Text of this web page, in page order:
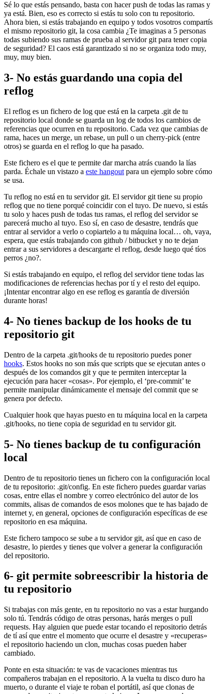
Sé lo que estás pensando, basta con hacer push de todas las ramas y
ya está. Bien, eso es correcto si estás tu solo con tu repositorio.
Ahora bien, si estás trabajando en equipo y todos vosotros compartís
el mismo repositorio git, la cosa cambia ¿Te imaginas a 5 personas
todas subiendo sus ramas de prueba al servidor git para tener copia
de seguridad? El caos está garantizado si no se organiza todo muy,
muy, muy bien.
3- No estás guardando una copia del
reflog
El reflog es un fichero de log que está en la carpeta .git de tu
repositorio local donde se guarda un log de todos los cambios de
referencias que ocurren en tu repositorio. Cada vez que cambias de
rama, haces un merge, un rebase, un pull o un cherry-pick (entre
otros) se guarda en el reflog lo que ha pasado.
Este fichero es el que te permite dar marcha atrás cuando la lías
parda. Échale un vistazo a este hangout para un ejemplo sobre cómo
se usa.
Tu reflog no está en tu servidor git. El servidor git tiene su propio
reflog que no tiene porqué coincidir con el tuyo. De nuevo, si estás
tu solo y haces push de todas tus ramas, el reflog del servidor se
parecerá mucho al tuyo. Eso sí, en caso de desastre, tendrás que
entrar al servidor a verlo o copiartelo a tu máquina local… oh, vaya,
espera, que estás trabajando con github / bitbucket y no te dejan
entrar a sus servidores a descargarte el reflog, desde luego qué tíos
perros ¿no?.
Si estás trabajando en equipo, el reflog del servidor tiene todas las
modificaciones de referencias hechas por tí y el resto del equipo.
¡Intentar encontrar algo en ese reflog es garantía de diversión
durante horas!
4- No tienes backup de los hooks de tu
repositorio git
Dentro de la carpeta .git/hooks de tu repositorio puedes poner
hooks. Estos hooks no son más que scripts que se ejecutan antes o
después de los comandos git y que te permiten interceptar la
ejecución para hacer «cosas». Por ejemplo, el ‘pre-commit’ te
permite manipular dinámicamente el mensaje del commit que se
genera por defecto.
Cualquier hook que hayas puesto en tu máquina local en la carpeta
.git/hooks, no tiene copia de seguridad en tu servidor git.
5- No tienes backup de tu configuración
local
Dentro de tu repositorio tienes un fichero con la configuración local
de tu repositorio: .git/config. En este fichero puedes guardar varias
cosas, entre ellas el nombre y correo electrónico del autor de los
commits, alisas de comandos de esos molones que te has bajado de
internet y, en general, opciones de configuración específicas de ese
repositorio en esa máquina.
Este fichero tampoco se sube a tu servidor git, así que en caso de
desastre, lo pierdes y tienes que volver a generar la configuración
del repositorio.
6- git permite sobreescribir la historia de
tu repositorio
Si trabajas con más gente, en tu repositorio no vas a estar hurgando
solo tú. Tendrás código de otras personas, harás merges o pull
requests. Hay alguien que puede estar tocando el repositorio detrás
de tí así que entre el momento que ocurre el desastre y «recuperas»
el repositorio haciendo un clon, muchas cosas pueden haber
cambiado.
Ponte en esta situación: te vas de vacaciones mientras tus
compañeros trabajan en el repositorio. A la vuelta tu disco duro ha
muerto, o durante el viaje te roban el portátil, así que clonas de